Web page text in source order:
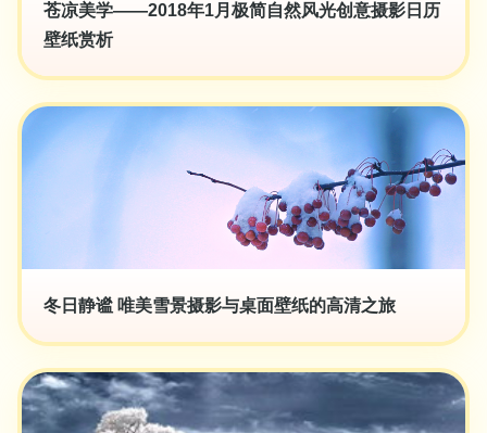
苍凉美学——2018年1月极简自然风光创意摄影日历
壁纸赏析
冬日静谧 唯美雪景摄影与桌面壁纸的高清之旅